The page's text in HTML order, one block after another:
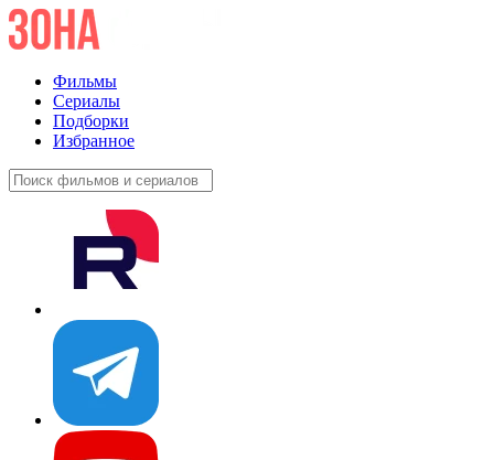
Фильмы
Сериалы
Подборки
Избранное